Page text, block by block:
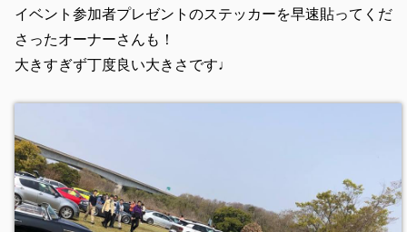
イベント参加者プレゼントのステッカーを早速貼ってくだ
さったオーナーさんも！
大きすぎず丁度良い大きさです♩